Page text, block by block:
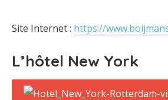
Site Internet : https://
L’hôtel New York